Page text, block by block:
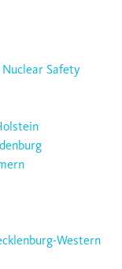
Safety
Western